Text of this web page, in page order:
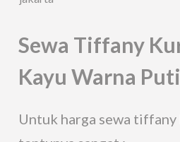
Sewa Tiffany
Kayu Warna
Untuk harga sewa